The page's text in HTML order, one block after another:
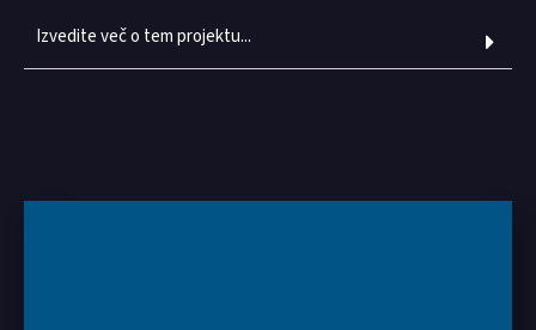
Izvedite več o tem projektu...